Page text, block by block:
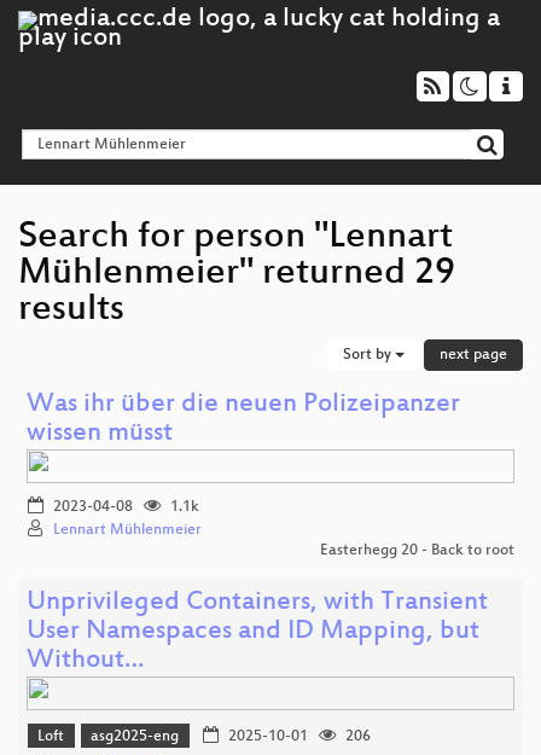
Search for person "Lennart
Mühlenmeier" returned 29
results
Sort by next page
Was ihr über die neuen Polizeipanzer
wissen müsst
2023-04-08
1.1k
Lennart Mühlenmeier
Easterhegg 20 - Back to root
Unprivileged Containers, with Transient
User Namespaces and ID Mapping, but
Without…
Loft asg2025-eng 2025-10-01
206